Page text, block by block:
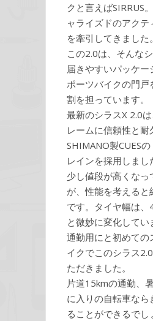
クと言えばSIRRUS
ャライズドのアクテ
を牽引してきました。
この2.0は、そんな
届きやすいパッケー
ポーツバイクの門戸
割を担っています。
最新のシラスX 2.0
レームに信頼性と耐
SHIMANO製CUES
レインを採用しまし
少し値段が高くなっ
が、性能を考えると
です。タイヤ幅は、
と微妙に変化してい
通勤用にと初めての
イクでこのシラス
ただきました。
片道15kmの通勤、
に入りの自転車なら
ることができるでし